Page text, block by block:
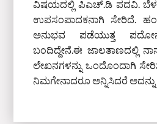
ವಿಷಯದಲ್ಲಿ ಪಿಎಚ್‌.ಡಿ ಪದವಿ.
ಉಪಸಂಪಾದಕನಾಗಿ ಸೇರಿದೆ.
ಅನುಭವ ಪಡೆಯುತ್ತ
ಬಂದಿದ್ದೇನೆ.ಈ ಜಾಲತಾಣದಲ್ಲಿ
ಲೇಖನಗಳನ್ನು ಒಂದೊಂದಾಗಿ
ನಿಮಗೇನಾದರೂ ಅನ್ನಿಸಿದರೆ